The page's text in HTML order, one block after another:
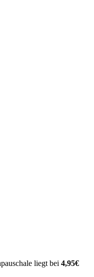
liegt bei 4,95€